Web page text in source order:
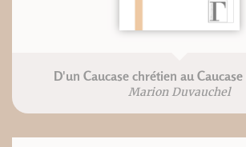
D'un Caucase chrétien au
Marion Duvauchel